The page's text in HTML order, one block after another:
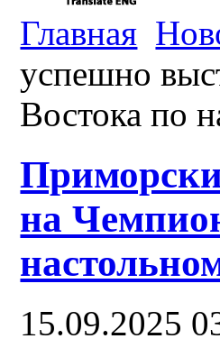
Главная
успешно
Востока по
на
15.09.2025